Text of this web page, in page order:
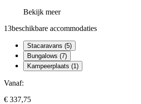
Bekijk meer
13beschikbare accommodaties
Stacaravans (5)
Bungalows (7)
Kampeerplaats (1)
Vanaf:
€ 337,75